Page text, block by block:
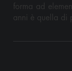
forma ad
anni è quella di